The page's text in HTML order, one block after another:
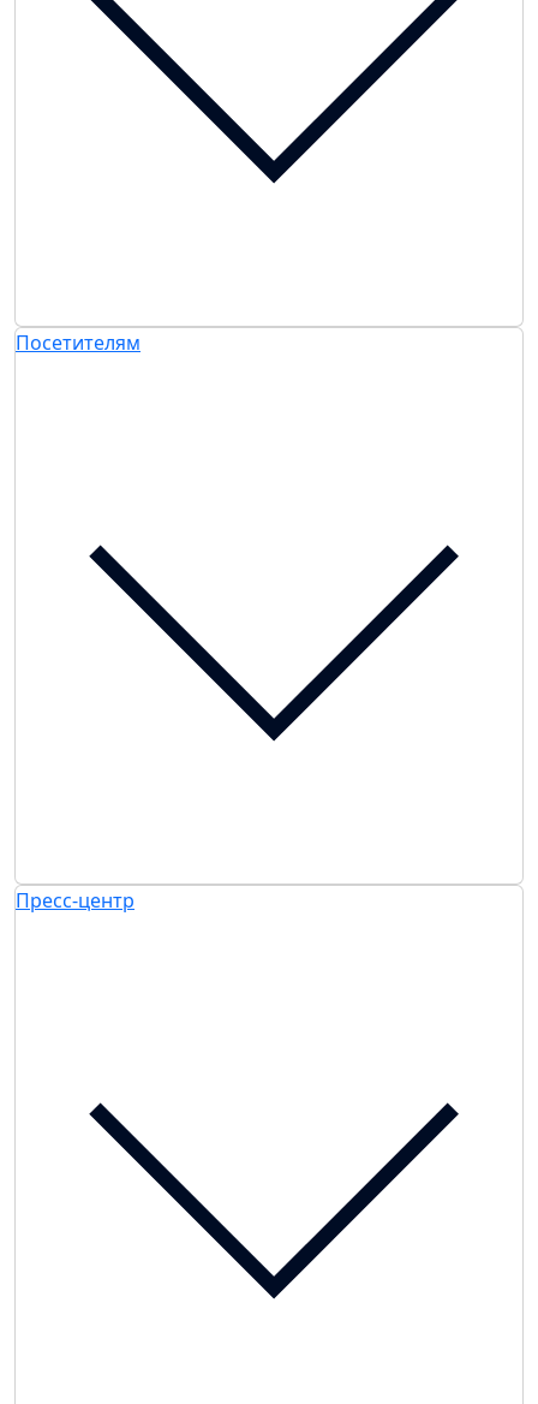
Посетителям
Пресс-центр